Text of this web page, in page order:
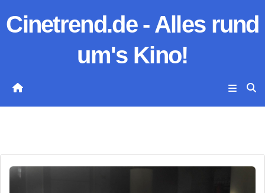
Inhalt
Cinetrend.de - Alles rund
um's Kino!